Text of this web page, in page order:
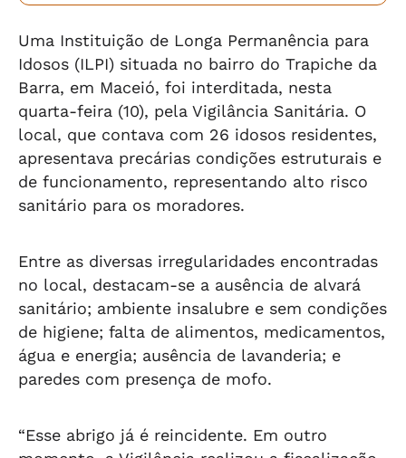
Uma Instituição de Longa Permanência para
Idosos (ILPI) situada no bairro do Trapiche da
Barra, em Maceió, foi interditada, nesta
quarta-feira (10), pela Vigilância Sanitária. O
local, que contava com 26 idosos residentes,
apresentava precárias condições estruturais e
de funcionamento, representando alto risco
sanitário para os moradores.
Entre as diversas irregularidades encontradas
no local, destacam-se a ausência de alvará
sanitário; ambiente insalubre e sem condições
de higiene; falta de alimentos, medicamentos,
água e energia; ausência de lavanderia; e
paredes com presença de mofo.
“Esse abrigo já é reincidente. Em outro